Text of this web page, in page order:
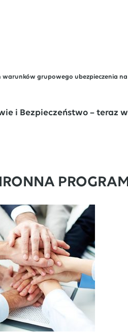
grupowego ubezpieczenia na
i Bezpieczeństwo – teraz